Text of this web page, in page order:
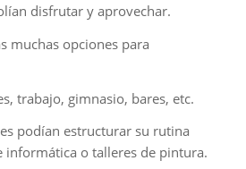
disfrutar y aprovechar.
muchas opciones para
trabajo, gimnasio, bares, etc.
podían estructurar su rutina
informática o talleres de pintura.